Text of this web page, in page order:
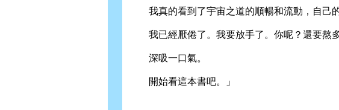
我真的看到了宇宙之道的順暢和流動，自己的
我已經厭倦了。我要放手了。你呢？還要熬
深吸一口氣。
開始看這本書吧。」